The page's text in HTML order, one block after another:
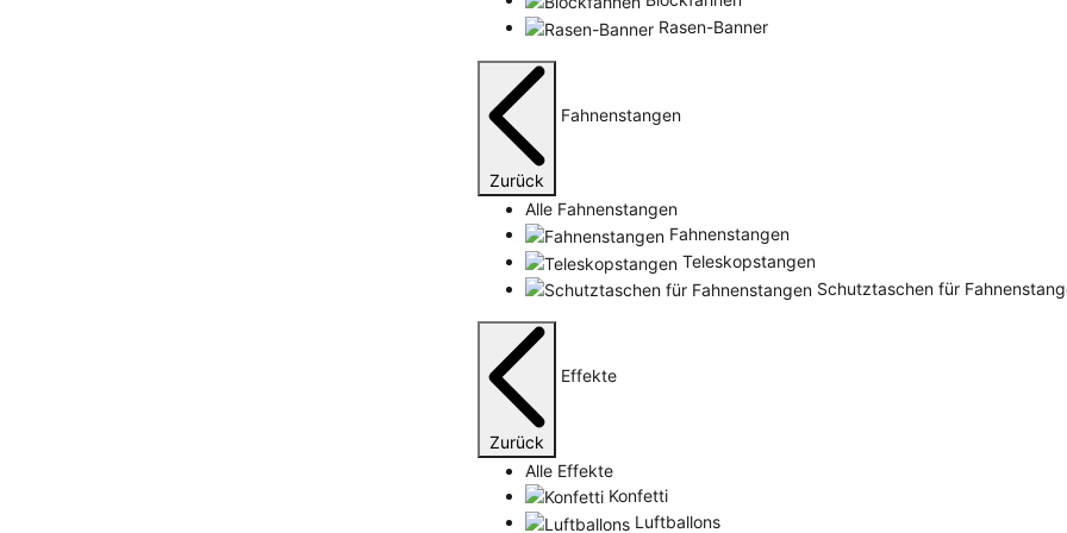
Rasen-Banner
Zurück
Fahnenstangen
Alle Fahnenstangen
Fahnenstangen
Teleskopstangen
Schutztaschen für
Zurück
Effekte
Alle Effekte
Konfetti
Luftballons